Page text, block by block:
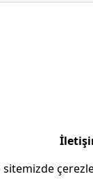
sitemizde